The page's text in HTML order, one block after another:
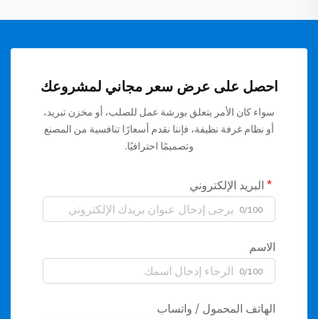
احصل على عرض سعر مجاني لمشروعك
سواء كان الأمر يتعلق بورشة عمل للصلب، أو مخزن تبريد،
أو نظام غرفة نظيفة، فإننا نقدم أسعارًا تنافسية من المصنع
وتصميمًا احترافيًا.
البريد الإلكتروني
0/100
الاسم
0/100
الهاتف المحمول / واتساب